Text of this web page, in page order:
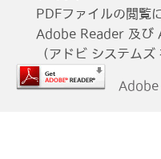
PDFファイルの閲覧
Adobe Reader 及び
（アドビ システムズ
Adobe